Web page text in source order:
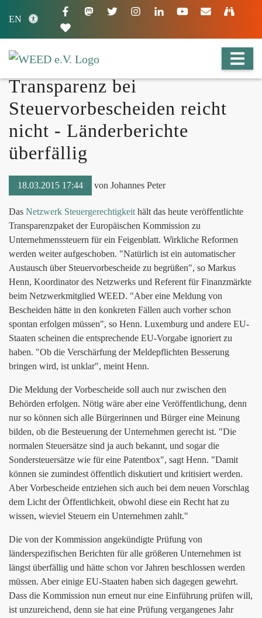
EN
Transparenz bei
Steuervorbescheiden reicht
nicht - Länderberichte
überfällig
18.03.2015 17:44 von Johannes Peter
Das Netzwerk Steuergerechtigkeit hält das heute veröffentlichte
Transparenzpaket der Europäischen Kommission zu
Unternehmenssteuern für ein Feigenblatt. Wirkliche Reformen
werden weiter aufgeschoben. "Natürlich ist ein automatischer
Austausch über Steuervorbescheide zu begrüßen", so Markus
Henn, Koordinator des Netzwerks und Referent für Finanzmärkte
beim Netzwerkmitglied WEED. "Aber eine Meldung von
Bescheiden hätte in den konkreten Fällen auch vorher schon
spontan erfolgen müssen", so Henn. Luxemburg und andere EU-
Staaten scheinen die entsprechende EU-Vorgabe ignoriert zu
haben. "Ob die Verschärfung der Meldepflichten Besserung
bringen wird, ist unklar", meint Henn.
Die Meldung der Vorbescheide soll auch nur zwischen den
Behörden erfolgen. Nötig wäre aber eine Veröffentlichung, denn
nur so können sich alle Bürgerinnen und Bürger eine Meinung
bilden, ob die Besteuerung der Unternehmen gerecht ist. "Die
normalen Steuersätze sind ja auch bekannt, und sogar die
Sondersteuersätze wie für eine Patentbox", sagt Henn. "Damit
können sie zumindest öffentlich diskutiert und kritisiert werden.
Aber Vorbescheide entziehen sich auch bei dem neuen Vorschlag
dem Licht der Öffentlichkeit, obwohl diese ein Recht hat zu
wissen, wieviel Steuern ein Unternehmen zahlt."
Die von der Kommission angekündigte Prüfung von
länderspezifischen Berichten für alle größeren Unternehmen ist
längst überfällig und hätte schon vor Jahren beschlossen werden
müssen. Aber einige EU-Staaten haben sich dagegen gewehrt.
Dass die Kommission nun erneut nur eine Einführung prüfen will,
ist unzureichend, denn sie hat eine Prüfung vergangenes Jahr